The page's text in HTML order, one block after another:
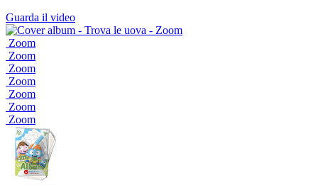
Guarda il video
Zoom
Zoom
Zoom
Zoom
Zoom
Zoom
Zoom
Zoom